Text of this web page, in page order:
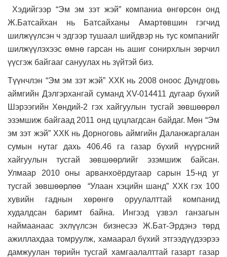
Хэдийгээр “Эм эм зэт жэй” компаниа өнгөрсөн онд
Ж.Батсайхан нь Батсайханы Амартөвшин гэгчид
шилжүүлсэн ч эдгээр тушаал шийдвэр нь тус компанийг
шилжүүлэхээс өмнө гарсан нь ашиг сонирхлын зөрчил
үүсгэж байгааг сануулах нь зүйтэй биз.
Түүнчлэн “Эм эм зэт жэй” ХХК нь 2008 оноос Дундговь
аймгийн Дэлгэрхангай суманд XV-014411 дугаар бүхий
Шэрээгийн Хөндий-2 гэх хайгуулын тусгай зөвшөөрөл
эзэмшиж байгаад 2011 онд цуцлагдсан байдаг. Мөн “Эм
эм зэт жэй” ХХК нь Дорноговь аймгийн Даланжаргалан
сумын нутаг дахь 406.46 га газар бүхий нүүрсний
хайгуулын тусгай зөвшөөрлийг эзэмшиж байсан.
Улмаар 2010 оны арванхоёрдугаар сарын 15-нд уг
тусгай зөвшөөрлөө “Улаан хэцийн шанд” ХХК гэх 100
хувийн гаднын хөрөнгө оруулалттай компанид
худалдсан баримт байна. Ингээд үзвэл ганзагын
наймаанаас эхлүүлсэн бизнесээ Ж.Бат-Эрдэнэ төрд
ажиллахдаа томруулж, хамаарал бүхий этгээдүүдээрээ
дамжуулан төрийн тусгай хамгаалалттай газарт газар